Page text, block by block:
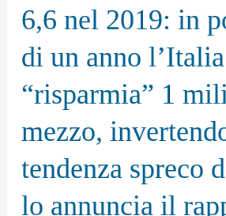
6,6 nel 2019: in
di un anno l’Italia
“risparmia” 1
mezzo,
tendenza spreco
lo annuncia il
calo
nelle
case
degli
gettiamo
4,9
a